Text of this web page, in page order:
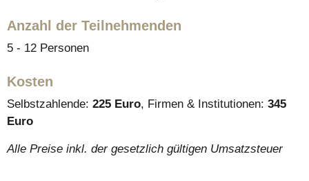
Anzahl der Teilnehmenden
5 - 12 Personen
Kosten
Selbstzahlende: 225 Euro, Firmen & Institutionen: 345
Euro
Alle Preise inkl. der gesetzlich gültigen Umsatzsteuer